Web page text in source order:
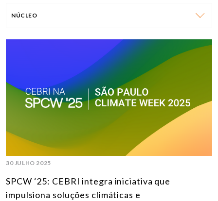
NÚCLEO
30 JULHO 2025
SPCW ‘25: CEBRI integra iniciativa que
impulsiona soluções climáticas e